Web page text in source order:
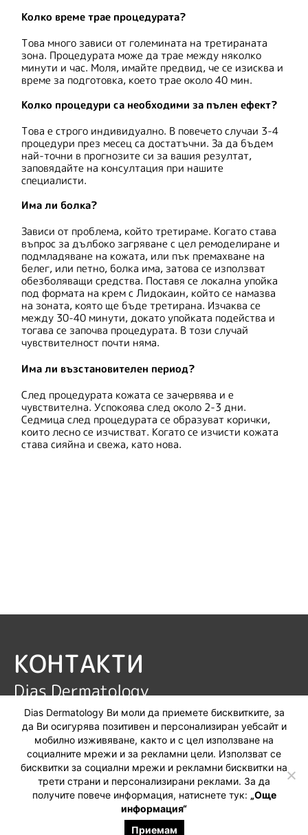
Колко време трае процедурата?
Това много зависи от големината на третираната
зона. Процедурата може да трае между няколко
минути и час. Моля, имайте предвид, че се изисква и
време за подготовка, което трае около 40 мин.
Колко процедури са необходими за пълен ефект?
Това е строго индивидуално. В повечето случаи 3-4
процедури през месец са достатъчни. За да бъдем
най-точни в прогнозите си за вашия резултат,
заповядайте на консултация при нашите
специалисти.
Има ли болка?
Зависи от проблема, който третираме. Когато става
въпрос за дълбоко загряване с цел ремоделиране и
подмладяване на кожата, или пък премахване на
белег, или петно, болка има, затова се използват
обезболяващи средства. Поставя се локална упойка
под формата на крем с Лидокаин, който се намазва
на зоната, която ще бъде третирана. Изчаква се
между 30-40 минути, докато упойката подейства и
тогава се започва процедурата. В този случай
чувствителност почти няма.
Има ли възстановителен период?
След процедурата кожата се зачервява и е
чувствителна. Успокоява след около 2-3 дни.
Седмица след процедурата се образуват корички,
които лесно се изчистват. Когато се изчисти кожата
става сияйна и свежа, като нова.
КОНТАКТИ
Dias Dermatology
гр. Русе, ул. Хан Аспарух 35
ТЕЛЕФОН:+359 (888) 539 464
Dias Dermatology Ви моли да приемете бисквитките, за
да Ви осигурява позитивен и персонализиран уебсайт и
мобилно изживяване, както и с цел използване на
социалните мрежи и за рекламни цели. Използват се
бисквитки за социални мрежи и рекламни бисквитки на
трети страни и персонализирани реклами. За да
получите повече информация, натиснете тук: „Още
информация“
Приемам